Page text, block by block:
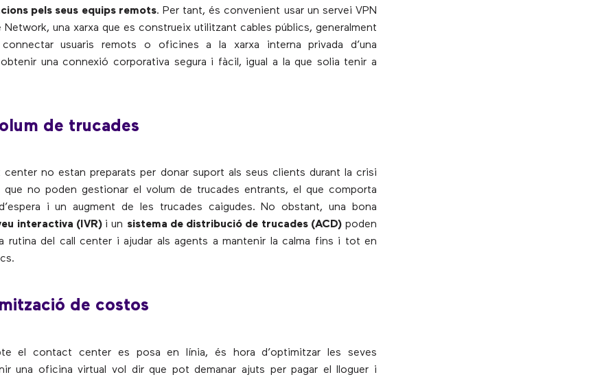
pels seus equips remots. Per tant, és convenient usar un servei VPN
Network, una xarxa que es construeix utilitzant cables públics, generalment
usuaris remots o oficines a la xarxa interna privada d’una
una connexió corporativa segura i fàcil, igual a la que solia tenir a
de trucades
no estan preparats per donar suport als seus clients durant la crisi
que no poden gestionar el volum de trucades entrants, el que comporta
i un augment de les trucades caigudes. No obstant, una bona
interactiva (IVR) i un sistema de distribució de trucades (ACD)poden
rutina del call center i ajudar als agents a mantenir la calma fins i tot en
de costos
el contact center es posa en línia, és hora d’optimitzar les seves
una oficina virtual vol dir que pot demanar ajuts per pagar el lloguer i